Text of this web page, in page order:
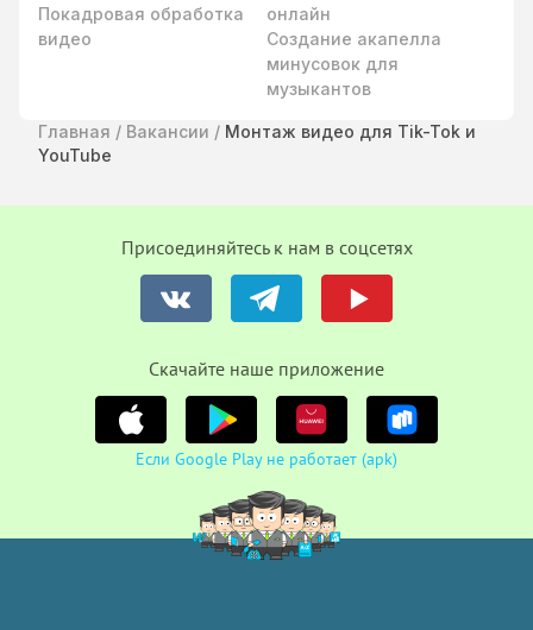
Покадровая обработка
видео
онлайн
Создание акапелла
минусовок для
музыкантов
Главная / Вакансии / Монтаж видео для Tik-Tok и
YouTube
Присоединяйтесь к нам в соцсетях
Cкачайте наше приложение
Если Google Play не работает (apk)